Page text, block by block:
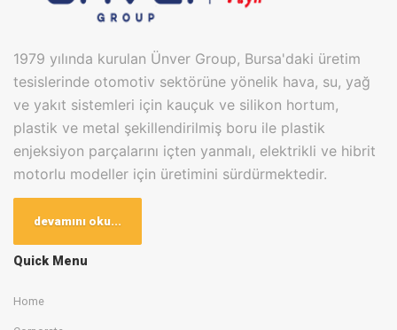
1979 yılında kurulan Ünver Group, Bursa'daki üretim
tesislerinde otomotiv sektörüne yönelik hava, su, yağ
ve yakıt sistemleri için kauçuk ve silikon hortum,
plastik ve metal şekillendirilmiş boru ile plastik
enjeksiyon parçalarını içten yanmalı, elektrikli ve hibrit
motorlu modeller için üretimini sürdürmektedir.
tesislerinde toplam 20.000m2 kapalı alanda en son
yapan Ünver Group, bünyesinde 400 çalışan
barındırmaktadır.
devamını oku...
Quick Menu
Home